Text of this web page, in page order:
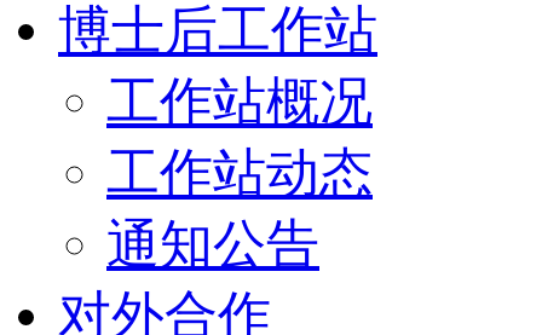
博士后工作站
工作站概况
工作站动态
通知公告
对外合作